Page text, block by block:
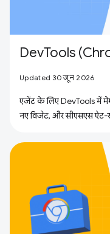
DevTools
Updated 30 जून 2026
एजेंट के लिए DevTools में
नए विजेट, और सीएसएस ऐट-